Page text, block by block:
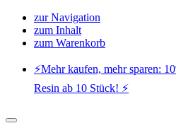
zur Navigation
zum Inhalt
zum Warenkorb
⚡️Mehr kaufen, mehr sparen:
Resin ab 10 Stück! ⚡️